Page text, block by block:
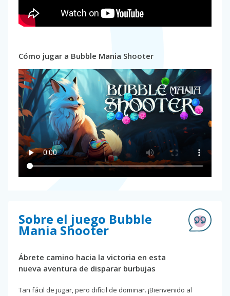
Cómo jugar a Bubble Mania Shooter
Sobre el juego Bubble
Mania Shooter
Ábrete camino hacia la victoria en esta
nueva aventura de disparar burbujas
Tan fácil de jugar, pero difícil de dominar. ¡Bienvenido al